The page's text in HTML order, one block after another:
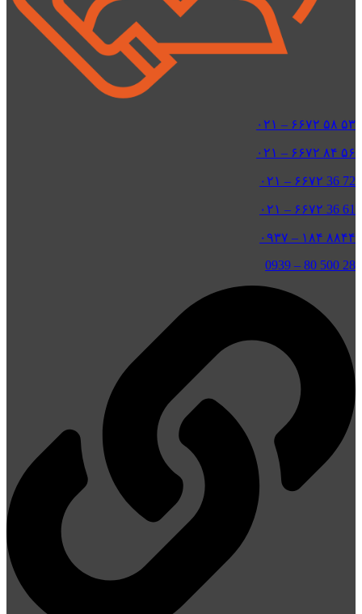
۵۳ ۵۸ ۶۶۷۲ – ۰۲۱
۵۶ ۸۴ ۶۶۷۲ – ۰۲۱
72 36 ۶۶۷۲ – ۰۲۱
61 36 ۶۶۷۲ – ۰۲۱
۸۸۴۴ ۱۸۴ – ۰۹۳۷
28 500 80
–